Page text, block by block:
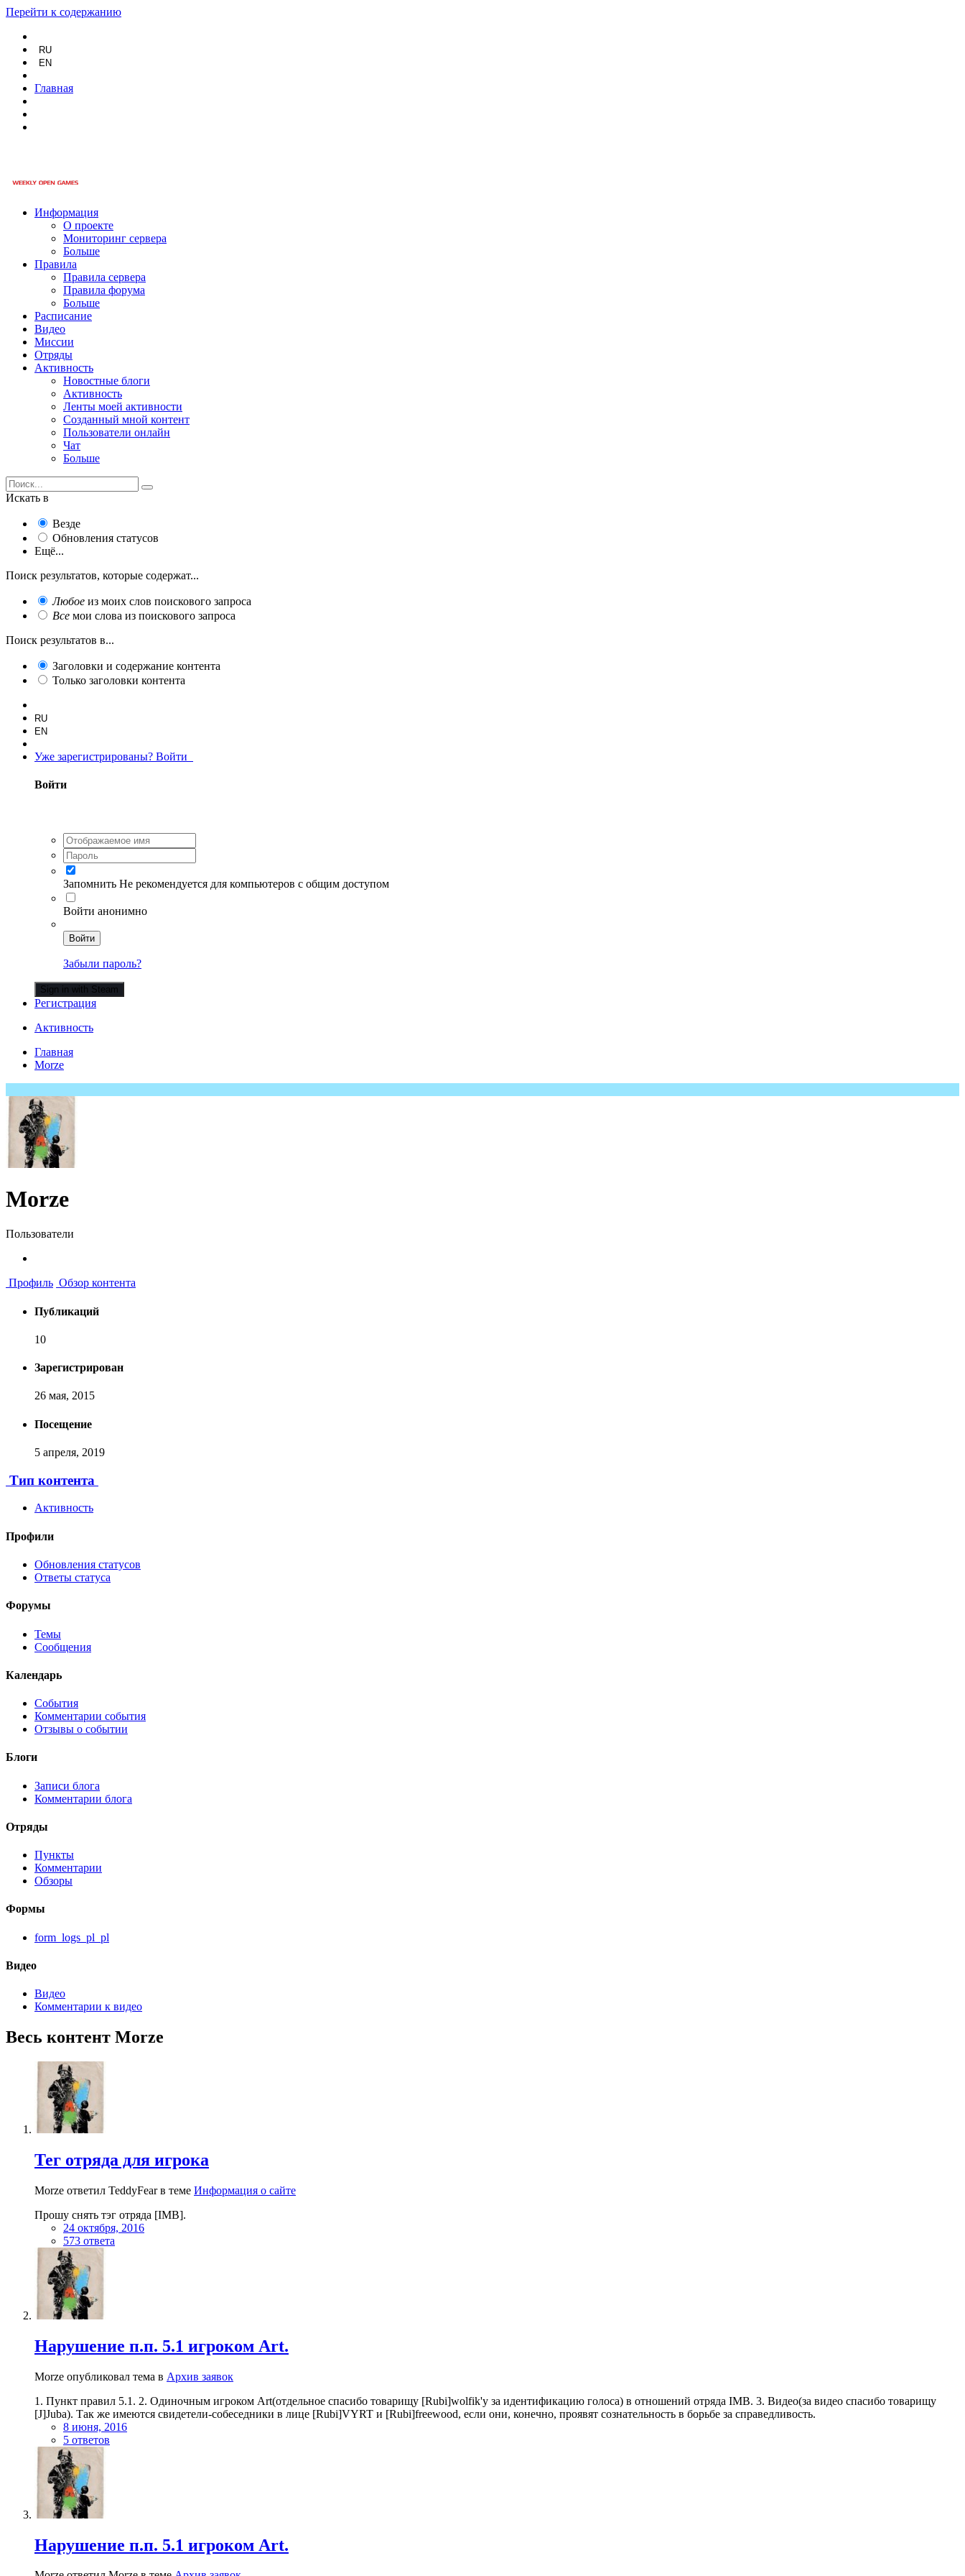
Перейти к содержанию
RU
EN
Главная
Информация
О проекте
Мониторинг сервера
Больше
Правила
Правила сервера
Правила форума
Больше
Расписание
Видео
Миссии
Отряды
Активность
Новостные блоги
Активность
Ленты моей активности
Созданный мной контент
Пользователи онлайн
Чат
Больше
Искать в
Везде
Обновления статусов
Ещё...
Поиск результатов, которые содержат...
Любое из моих слов поискового запроса
Все мои слова из поискового запроса
Поиск результатов в...
Заголовки и содержание контента
Только заголовки контента
RU
EN
Уже зарегистрированы? Войти
Войти
Запомнить Не рекомендуется для компьютеров с общим доступом
Войти анонимно
Войти
Забыли пароль?
Sign in with Steam
Регистрация
Активность
Главная
Morze
Morze
Пользователи
Профиль Обзор контента
Публикаций
10
Зарегистрирован
26 мая, 2015
Посещение
5 апреля, 2019
Тип контента
Активность
Профили
Обновления статусов
Ответы статуса
Форумы
Темы
Сообщения
Календарь
События
Комментарии события
Отзывы о событии
Блоги
Записи блога
Комментарии блога
Отряды
Пункты
Комментарии
Обзоры
Формы
form_logs_pl_pl
Видео
Видео
Комментарии к видео
Весь контент Morze
Тег отряда для игрока
Morze ответил TeddyFear в теме Информация о сайте
Прошу снять тэг отряда [IMB].
24 октября, 2016
573 ответа
Нарушение п.п. 5.1 игроком Art.
Morze опубликовал тема в Архив заявок
1. Пункт правил 5.1. 2. Одиночным игроком Art(отдельное спасибо товарищу [Rubi]wolfik'у за идентификацию голоса) в отношений отряда IMB. 3. Видео(за видео спасибо товарищу
[J]Juba). Так же имеются свидетели-собеседники в лице [Rubi]VYRT и [Rubi]freewood, если они, конечно, проявят сознательность в борьбе за справедливость.
8 июня, 2016
5 ответов
Нарушение п.п. 5.1 игроком Art.